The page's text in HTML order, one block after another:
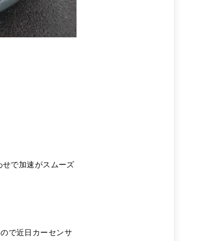
で加速がスムーズ
で近日カーセンサ